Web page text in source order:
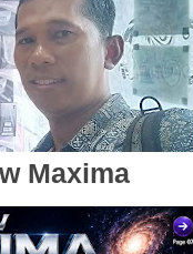
Maxima